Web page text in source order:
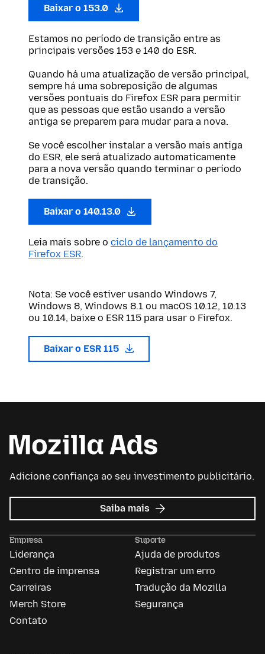
Baixar o 153.0
Estamos no período de transição entre as
principais versões 153 e 140 do ESR.
Quando há uma atualização de versão principal,
sempre há uma sobreposição de algumas
versões pontuais do Firefox ESR para permitir
que as pessoas que estão usando a versão
antiga se preparem para mudar para a nova.
Se você escolher instalar a versão mais antiga
do ESR, ele será atualizado automaticamente
para a nova versão quando terminar o período
de transição.
Baixar o 140.13.0
Leia mais sobre o ciclo de lançamento do
Firefox ESR.
Nota: Se você estiver usando Windows 7,
Windows 8, Windows 8.1 ou macOS 10.12, 10.13
ou 10.14, baixe o ESR 115 para usar o Firefox.
Baixar o ESR 115
Adicione confiança ao seu investimento publicitário.
Saiba mais sobre
Mozilla
Empresa
Liderança
Centro de imprensa
Carreiras
Merch Store
Contato
Suporte
Ajuda de produtos
Registrar um erro
Tradução da Mozilla
Segurança